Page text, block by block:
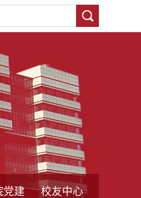
党建 校友中心